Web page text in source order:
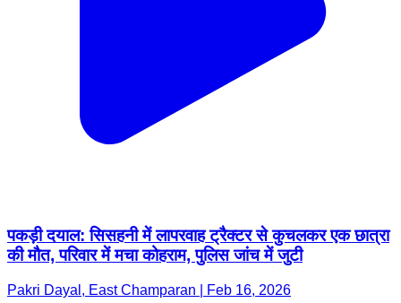
पकड़ी दयाल: सिसहनी में लापरवाह ट्रैक्टर से कुचलकर एक छात्रा
की मौत, परिवार में मचा कोहराम, पुलिस जांच में जुटी
Pakri Dayal, East Champaran | Feb 16, 2026